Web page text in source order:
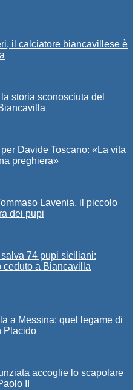
il calciatore biancavillese è
storia sconosciuta del
per Davide Toscano: «La vita
preghiera»
Lavenia, il piccolo
dei pupi
74 pupi siciliani:
ceduto a Biancavilla
a Messina: quel legame di
Placido
accoglie lo scapolare
II